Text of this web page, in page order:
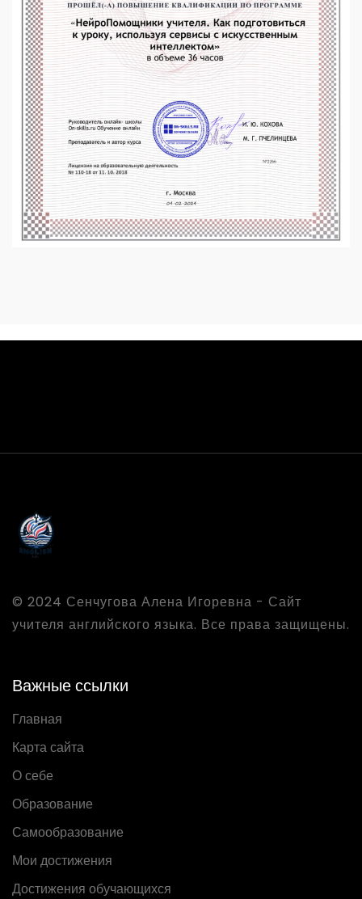
© 2024 Сенчугова Алена Игоревна - Сайт
учителя английского языка. Все права защищены.
Важные ссылки
Главная
Карта сайта
О себе
Образование
Самообразование
Мои достижения
Достижения обучающихся